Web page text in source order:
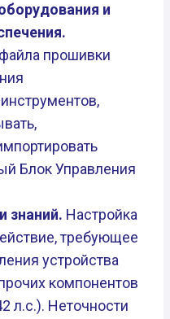
и
прошивки
Блок Управления
знаний. Настройка
требующее
устройства
компонентов
л.с.). Неточности